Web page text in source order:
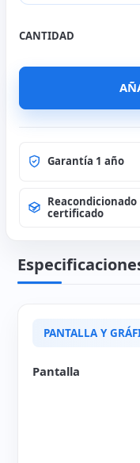
CANTIDAD
Garantía 1 año
Reacondicionado
certificado
PANTALLA Y
Pantalla